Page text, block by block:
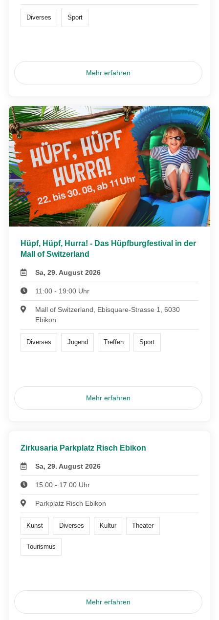
Diverses Sport
Mehr erfahren
Hüpf, Hüpf, Hurra! - Das Hüpfburgfestival in der
Mall of Switzerland
Sa, 29. August 2026
11:00 - 19:00 Uhr
Mall of Switzerland, Ebisquare-Strasse 1, 6030
Ebikon
Diverses Jugend Treffen Sport
Mehr erfahren
Zirkusaria Parkplatz Risch Ebikon
Sa, 29. August 2026
15:00 - 17:00 Uhr
Parkplatz Risch Ebikon
Kunst Diverses Kultur Theater
Tourismus
Mehr erfahren